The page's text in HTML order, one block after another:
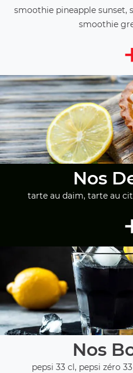
smoothie pineapple sunset,
smoothie
Nos
tarte au daim, tarte au
Nos
pepsi 33 cl, pepsi zéro